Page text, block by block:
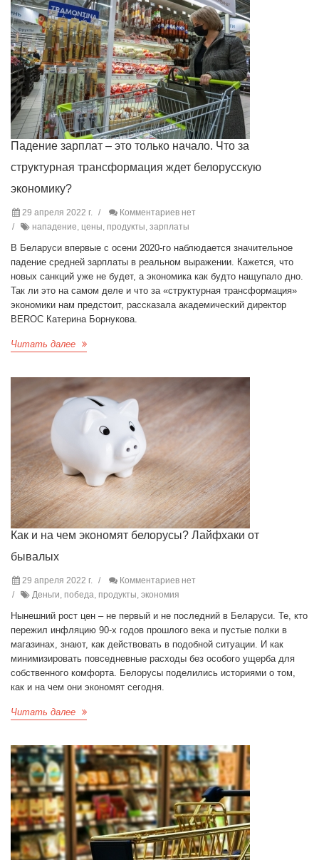
Падение зарплат – это только начало. Что за
структурная трансформация ждет белорусскую
экономику?
29 апреля 2022 г.
Комментариев нет
нападение, цены, продукты, зарплаты
В Беларуси впервые с осени 2020-го наблюдается значительное
падение средней зарплаты в реальном выражении. Кажется, что
новых санкций уже не будет, а экономика как будто нащупало дно.
Так ли это на самом деле и что за «структурная трансформация»
экономики нам предстоит, рассказала академический директор
BEROC Катерина Борнукова.
Читать далее
Как и на чем экономят белорусы? Лайфхаки от
бывалых
29 апреля 2022 г.
Комментариев нет
Деньги, победа, продукты, экономия
Нынешний рост цен – не первый и не последний в Беларуси. Те, кто
пережил инфляцию 90-х годов прошлого века и пустые полки в
магазинах, знают, как действовать в подобной ситуации. И как
минимизировать повседневные расходы без особого ущерба для
собственного комфорта. Белорусы поделились историями о том,
как и на чем они экономят сегодня.
Читать далее